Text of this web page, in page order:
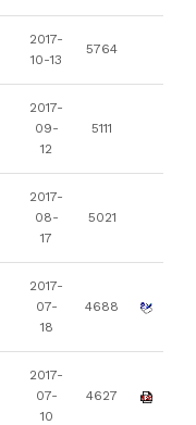
2017-
10-13
5764
2017-
09-
12
5111
2017-
08-
17
5021
2017-
07-
18
4688
2017-
07-
10
4627